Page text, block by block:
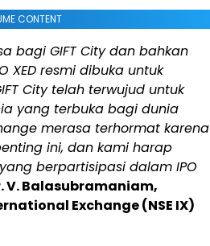
CONTENT
bagi GIFT City dan bahkan
XED resmi dibuka untuk
City telah terwujud untuk
yang terbuka bagi dunia
merasa terhormat karena
ini, dan kami harap
berpartisipasi dalam IPO
V. Balasubramaniam,
Exchange (NSE IX)